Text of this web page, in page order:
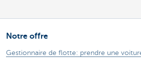
Notre offre
Gestionnaire de flotte: prendre une